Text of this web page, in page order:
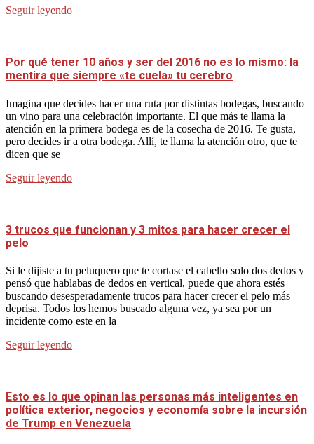
Seguir leyendo
Por qué tener 10 años y ser del 2016 no es lo mismo: la
mentira que siempre «te cuela» tu cerebro
Imagina que decides hacer una ruta por distintas bodegas, buscando
un vino para una celebración importante. El que más te llama la
atención en la primera bodega es de la cosecha de 2016. Te gusta,
pero decides ir a otra bodega. Allí, te llama la atención otro, que te
dicen que se
Seguir leyendo
3 trucos que funcionan y 3 mitos para hacer crecer el
pelo
Si le dijiste a tu peluquero que te cortase el cabello solo dos dedos y
pensó que hablabas de dedos en vertical, puede que ahora estés
buscando desesperadamente trucos para hacer crecer el pelo más
deprisa. Todos los hemos buscado alguna vez, ya sea por un
incidente como este en la
Seguir leyendo
Esto es lo que opinan las personas más inteligentes en
política exterior, negocios y economía sobre la incursión
de Trump en Venezuela